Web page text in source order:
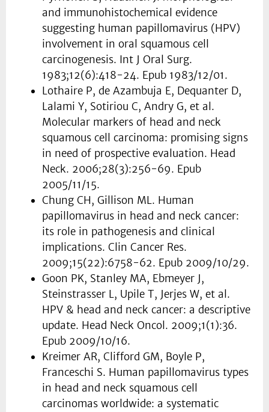
and immunohistochemical evidence
suggesting human papillomavirus (HPV)
involvement in oral squamous cell
carcinogenesis. Int J Oral Surg.
1983;12(6):418-24. Epub 1983/12/01.
Lothaire P, de Azambuja E, Dequanter D,
Lalami Y, Sotiriou C, Andry G, et al.
Molecular markers of head and neck
squamous cell carcinoma: promising signs
in need of prospective evaluation. Head
Neck. 2006;28(3):256-69. Epub
2005/11/15.
Chung CH, Gillison ML. Human
papillomavirus in head and neck cancer:
its role in pathogenesis and clinical
implications. Clin Cancer Res.
2009;15(22):6758-62. Epub 2009/10/29.
Goon PK, Stanley MA, Ebmeyer J,
Steinstrasser L, Upile T, Jerjes W, et al.
HPV & head and neck cancer: a descriptive
update. Head Neck Oncol. 2009;1(1):36.
Epub 2009/10/16.
Kreimer AR, Clifford GM, Boyle P,
Franceschi S. Human papillomavirus types
in head and neck squamous cell
carcinomas worldwide: a systematic